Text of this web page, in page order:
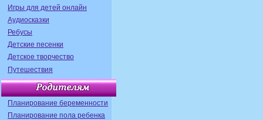
Игры для детей онлайн
Аудиосказки
Ребусы
Детские песенки
Детское творчество
Путешествия
Планирование беременности
Планирование пола ребенка